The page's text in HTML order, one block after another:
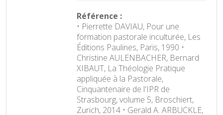
Référence :
• Pierrette DAVIAU, Pour une
formation pastorale inculturée, Les
Éditions Paulines, Paris, 1990 •
Christine AULENBACHER, Bernard
XIBAUT, La Théologie Pratique
appliquée à la Pastorale,
Cinquantenaire de l'IPR de
Strasbourg, volume 5, Broschiert,
Zurich, 2014 • Gerald A. ARBUCKLE,